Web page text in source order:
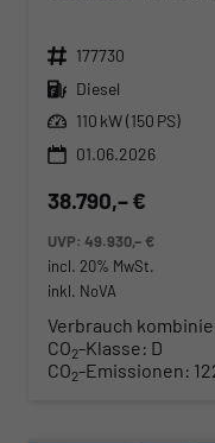
Fahrzeugnr. 177730
Kraftstoff Diesel
Leistung 110 kW (150 PS)
01.06.2026
38.790,– €
UVP:49.930,– €
incl. 20% MwSt.
inkl. NoVA
Verbrauch
CO2-Klasse: D
CO2-Emissionen: